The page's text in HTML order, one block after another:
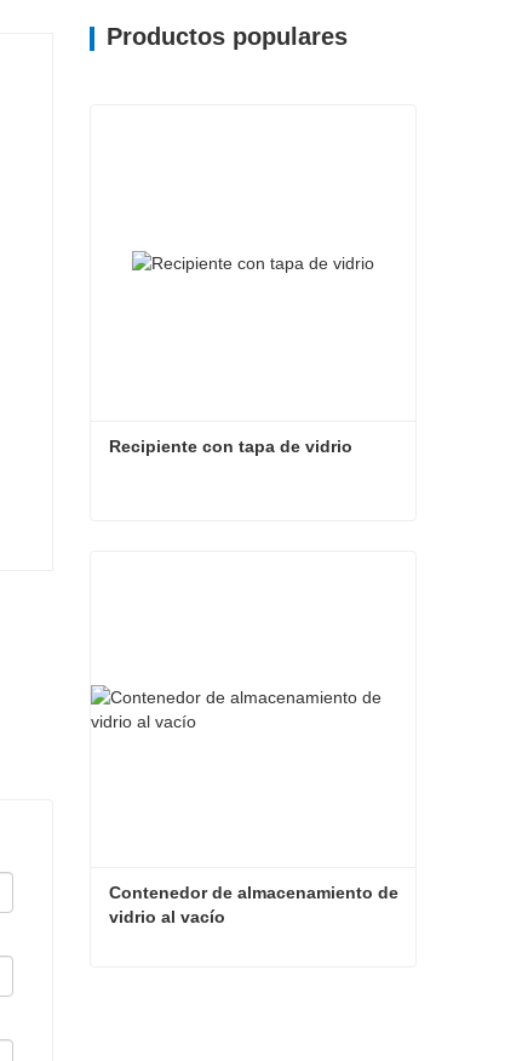
Productos populares
Recipiente con tapa de vidrio
Contenedor de almacenamiento de
vidrio al vacío